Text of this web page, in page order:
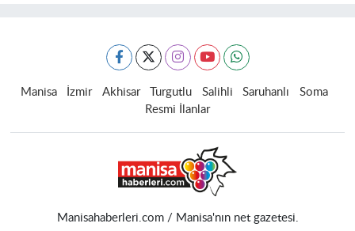
Manisa İzmir Akhisar Turgutlu Salihli Saruhanlı
Soma
Resmi İlanlar
Manisahaberleri.com / Manisa'nın net gazetesi.